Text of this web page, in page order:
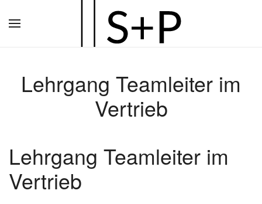
Hauptinhalt
Lehrgang Teamleiter im
Vertrieb
Lehrgang Teamleiter im
Vertrieb